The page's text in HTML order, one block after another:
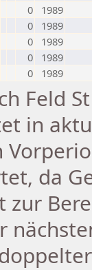
0
1989
0
1989
0
1989
0
1989
0 1989
Feld
in
da
zur